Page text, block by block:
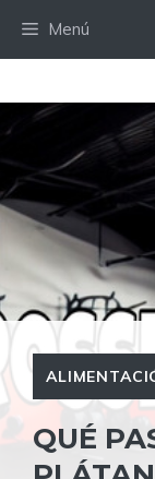
Menú
QUÉ